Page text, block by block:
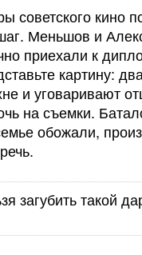
советского кино
Меньшов и
приехали к
картину:
и уговаривают
на съемки.
обожали,
загубить такой